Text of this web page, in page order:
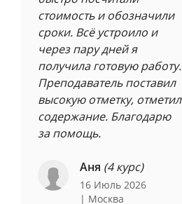
стоимость и обозначили
сроки. Всё устроило и
через пару дней я
получила готовую работу.
Преподаватель поставил
высокую отметку, отметил
содержание. Благодарю
за помощь.
Аня (4 курс)
16 Июль 2026
| Москва